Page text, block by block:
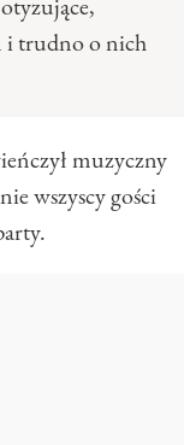
i trudno o nich
muzyczny
wszyscy gości